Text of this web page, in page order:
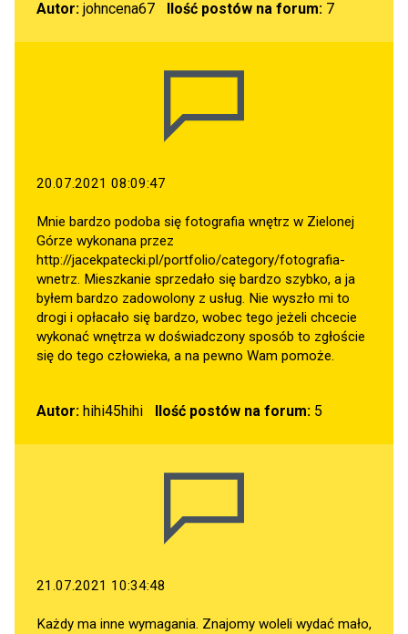
Autor: johncena67 Ilość postów na forum:7
20.07.2021 08:09:47
Mnie bardzo podoba się fotografia wnętrz w Zielonej
Górze wykonana przez
http://jacekpatecki.pl/portfolio/category/fotografia-
wnetrz. Mieszkanie sprzedało się bardzo szybko, a ja
byłem bardzo zadowolony z usług. Nie wyszło mi to
drogi i opłacało się bardzo, wobec tego jeżeli chcecie
wykonać wnętrza w doświadczony sposób to zgłoście
się do tego człowieka, a na pewno Wam pomoże.
Autor: hihi45hihi Ilość postów na forum:5
21.07.2021 10:34:48
Każdy ma inne wymagania. Znajomy woleli wydać mało,